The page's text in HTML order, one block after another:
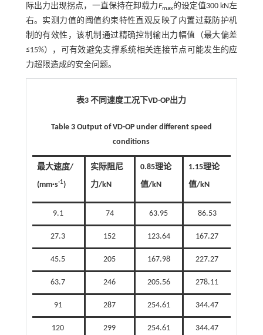
际出力出现拐点，一直保持在卸载力Fmax的设定值300 kN左
右。实测力值的阈值约束特性直观反映了内置过载防护机
制的有效性，该机制通过精确控制输出力幅值（最大偏差
≤15%），可有效避免支撑系统相关连接节点可能发生的应
力超限造成的安全问题。
表3 不同速度工况下VD-OP出力
Table 3 Output of VD-OP under different speed
conditions
最大速度/
(mm·s-1)
实际阻尼
力/kN
0.85理论
值/kN
1.15理论
值/kN
9.1 74 63.95 86.53
27.3 152 123.64 167.27
45.5 205 167.98 227.27
63.7 246 205.56 278.11
91 287 254.61 344.47
120 299 254.61 344.47